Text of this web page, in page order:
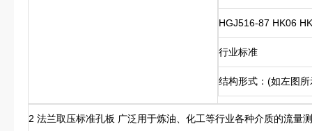
HGJ516-87 HK06
行业标准
结构形式：(如左图所
2 法兰取压标准孔板 广泛用于炼油、化工等行业各种介质的流量